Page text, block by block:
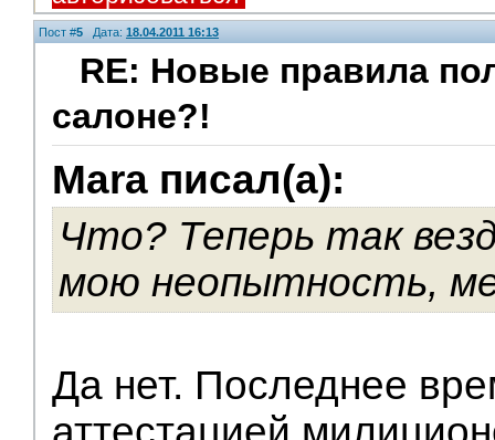
Пост #5 Дата: 18.04.2011 16:13
RE: Новые правила
салоне?!
Mara писал(а):
Что? Теперь так
мою неопытность,
Да нет. Последнее